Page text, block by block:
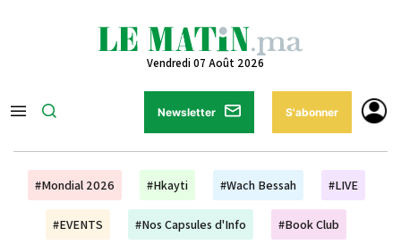
Vendredi 07 Août 2026
Newsletter S'abonner
#Mondial 2026 #Hkayti #Wach Bessah #LIVE
#EVENTS #Nos Capsules d'Info #Book Club